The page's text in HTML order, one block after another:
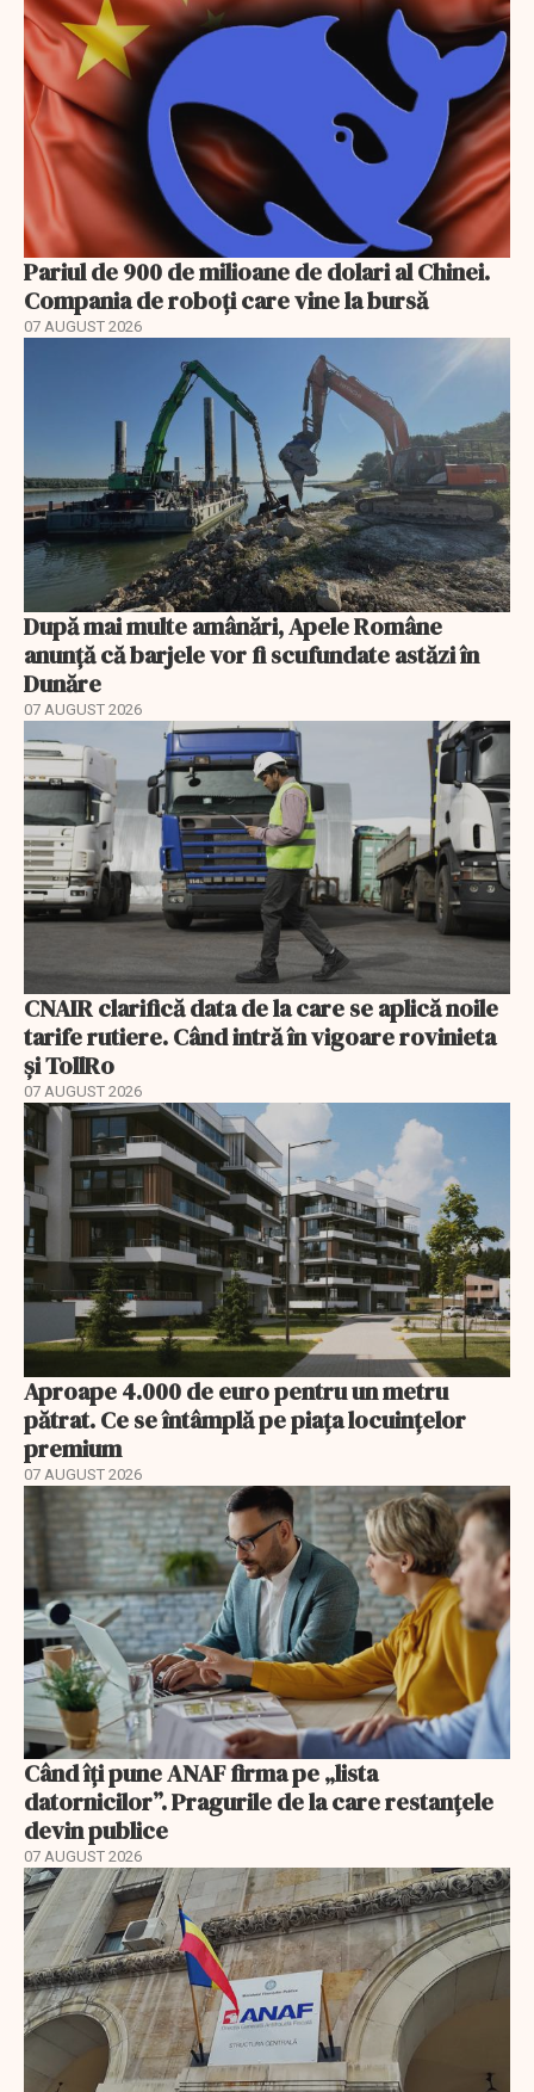
Pariul de 900 de milioane de dolari al Chinei.
Compania de roboți care vine la bursă
07 AUGUST 2026
După mai multe amânări, Apele Române
anunță că barjele vor fi scufundate astăzi în
Dunăre
07 AUGUST 2026
CNAIR clarifică data de la care se aplică noile
tarife rutiere. Când intră în vigoare rovinieta
și TollRo
07 AUGUST 2026
Aproape 4.000 de euro pentru un metru
pătrat. Ce se întâmplă pe piața locuințelor
premium
07 AUGUST 2026
Când îți pune ANAF firma pe „lista
datornicilor”. Pragurile de la care restanțele
devin publice
07 AUGUST 2026